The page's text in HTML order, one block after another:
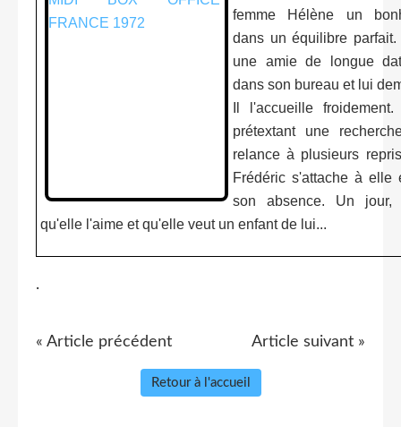
femme Hélène un
dans un équilibre
une amie de longue
dans son bureau et lui
Il l'accueille
prétextant une
relance à plusieurs
Frédéric s'attache à elle
son absence. Un
qu'elle l'aime et qu'elle veut un enfant de lui...
.
« Article précédent Article suivant »
Retour à l'accueil